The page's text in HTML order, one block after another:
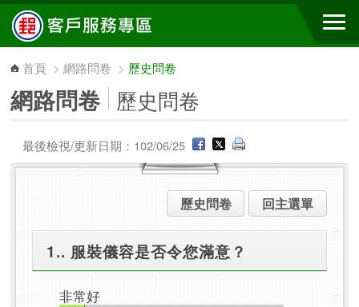
跳到主要內容區塊
首頁 >網路問卷 > 歷史問卷
網路問卷 歷史問卷
最後檢視/更新日期：102/06/25
歷史問卷 回主選單
1.. 服裝儀容是否令您滿意？
非常好